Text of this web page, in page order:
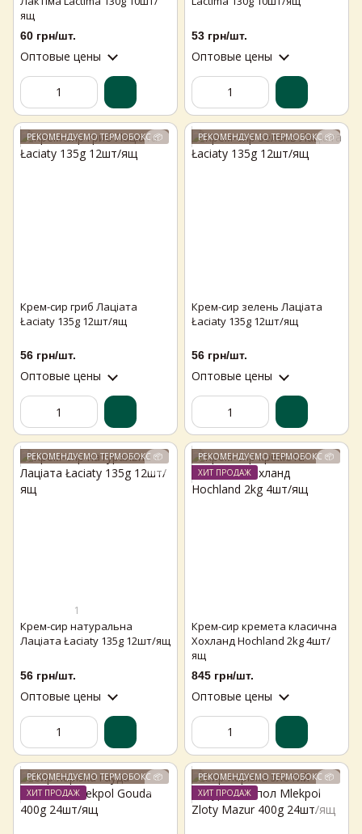
ящ
60 грн/шт.
Оптовые цены
53 грн/шт.
Оптовые цены
РЕКОМЕНДУЄМО ТЕРМОБОКС 📦
Крем-сир гриб Лаціата
Łaciaty 135g 12шт/ящ
56 грн/шт.
Оптовые цены
РЕКОМЕНДУЄМО ТЕРМОБОКС 📦
Крем-сир зелень Лаціата
Łaciaty 135g 12шт/ящ
56 грн/шт.
Оптовые цены
РЕКОМЕНДУЄМО ТЕРМОБОКС 📦
1
Крем-сир натуральна
Лаціата Łaciaty 135g 12шт/ящ
56 грн/шт.
Оптовые цены
РЕКОМЕНДУЄМО ТЕРМОБОКС 📦
ХИТ ПРОДАЖ
Крем-сир кремета класична
Хохланд Hochland 2kg 4шт/
ящ
845 грн/шт.
Оптовые цены
РЕКОМЕНДУЄМО ТЕРМОБОКС 📦
ХИТ ПРОДАЖ
РЕКОМЕНДУЄМО ТЕРМОБОКС 📦
ХИТ ПРОДАЖ